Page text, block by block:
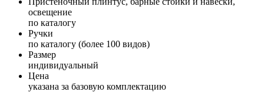
освещение
по каталогу
Ручки
по каталогу (более 100 видов)
Размер
индивидуальный
Цена
указана за базовую комплектацию